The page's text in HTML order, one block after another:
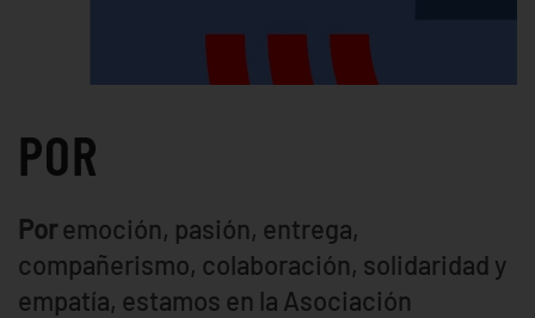
POR
Poremoción, pasión, entrega,
compañerismo, colaboración, solidaridad y
empatía, estamos en la Asociación